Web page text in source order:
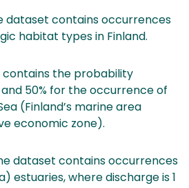
dataset contains occurrences
habitat types in Finland.
contains the probability
50% for the occurrence of
(Finland’s marine area
economic zone).
dataset contains occurrences
estuaries, where discharge is 1